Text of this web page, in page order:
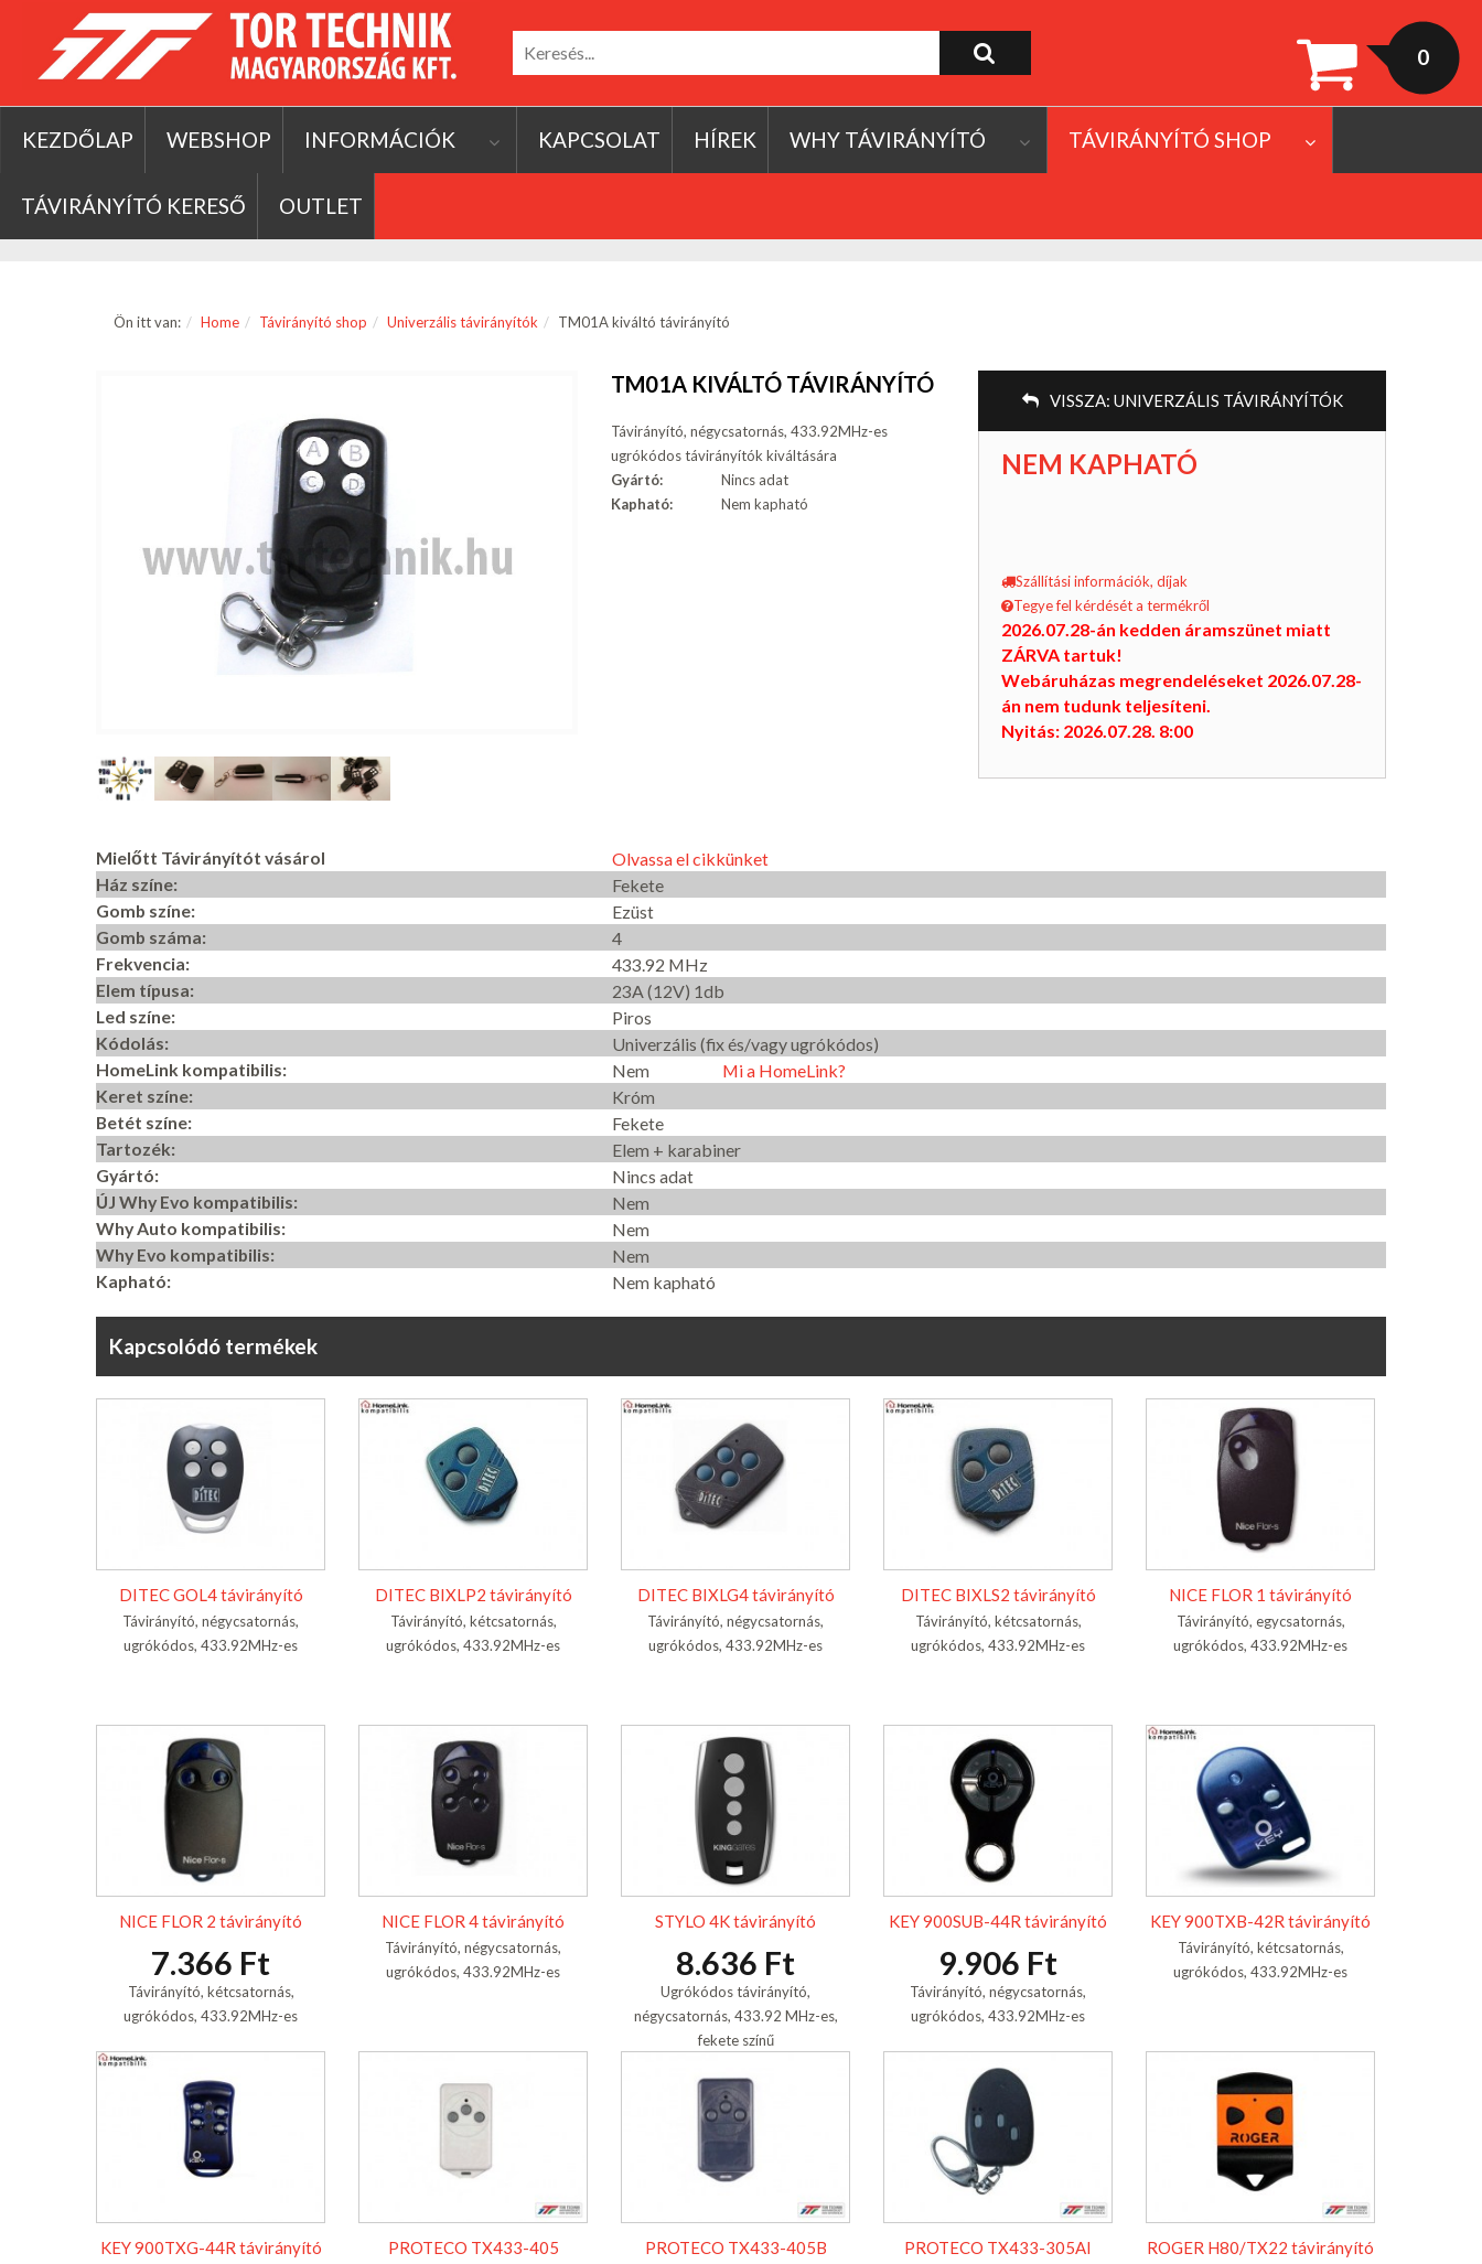
0
KEZDŐLAP WEBSHOP INFORMÁCIÓK KAPCSOLAT HÍREK WHY TÁVIRÁNYÍTÓ TÁVIRÁNYÍTÓ SHOP
TÁVIRÁNYÍTÓ KERESŐ OUTLET
Ön itt van: Home Távirányító shop Univerzális távirányítók TM01A kiváltó távirányító
TM01A KIVÁLTÓ TÁVIRÁNYÍTÓ
Távirányító, négycsatornás, 433.92MHz-es
ugrókódos távirányítók kiváltására
Gyártó:
Nincs adat
Kapható:
Nem kapható
VISSZA: UNIVERZÁLIS TÁVIRÁNYÍTÓK
NEM KAPHATÓ
Szállítási információk, díjak
Tegye fel kérdését a termékről
2026.07.28-án kedden áramszünet miatt
ZÁRVA tartuk!
Webáruházas megrendeléseket 2026.07.28-
án nem tudunk teljesíteni.
Nyitás: 2026.07.28. 8:00
Mielőtt Távirányítót vásárol
Olvassa el cikkünket
Ház színe:
Fekete
Gomb színe:
Ezüst
Gomb száma:
4
Frekvencia:
433.92 MHz
Elem típusa:
23A (12V) 1db
Led színe:
Piros
Kódolás:
Univerzális (fix és/vagy ugrókódos)
HomeLink kompatibilis:
Nem
Mi a HomeLink?
Keret színe:
Króm
Betét színe:
Fekete
Tartozék:
Elem + karabiner
Gyártó:
Nincs adat
ÚJ Why Evo kompatibilis:
Nem
Why Auto kompatibilis:
Nem
Why Evo kompatibilis:
Nem
Kapható:
Nem kapható
Kapcsolódó termékek
DITEC GOL4 távirányító
Távirányító, négycsatornás,
ugrókódos, 433.92MHz-es
DITEC BIXLP2 távirányító
Távirányító, kétcsatornás,
ugrókódos, 433.92MHz-es
DITEC BIXLG4 távirányító
Távirányító, négycsatornás,
ugrókódos, 433.92MHz-es
DITEC BIXLS2 távirányító
Távirányító, kétcsatornás,
ugrókódos, 433.92MHz-es
NICE FLOR 1 távirányító
Távirányító, egycsatornás,
ugrókódos, 433.92MHz-es
NICE FLOR 2 távirányító
7.366 Ft
Távirányító, kétcsatornás,
ugrókódos, 433.92MHz-es
NICE FLOR 4 távirányító
Távirányító, négycsatornás,
ugrókódos, 433.92MHz-es
STYLO 4K távirányító
8.636 Ft
Ugrókódos távirányító,
négycsatornás, 433.92 MHz-es,
fekete színű
KEY 900SUB-44R távirányító
9.906 Ft
Távirányító, négycsatornás,
ugrókódos, 433.92MHz-es
KEY 900TXB-42R távirányító
Távirányító, kétcsatornás,
ugrókódos, 433.92MHz-es
KEY 900TXG-44R távirányító
PROTECO TX433-405
PROTECO TX433-405B
PROTECO TX433-305AI
ROGER H80/TX22 távirányító